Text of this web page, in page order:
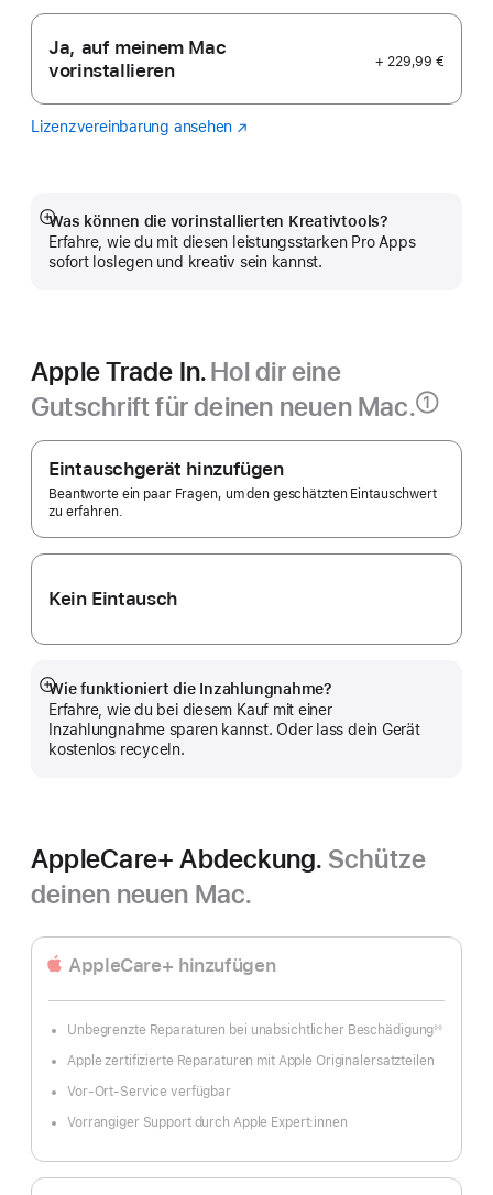
Ja, auf meinem Mac
vorinstallieren
+ 229,99 €
Lizenzvereinbarung ansehen Logic
(Öffnet
Was können die vorinstallierten Kreativtools?
Erfahre, wie du mit diesen leistungsstarken Pro Apps
sofort loslegen und kreativ sein kannst.
Mehr
anzeigen
Apple Trade In.Hol dir eine
Gutschrift für deinen neuen Mac.①
Apple
Trade In.
Eintauschgerät hinzufügen
Beantworte ein paar Fragen, um den geschätzten Eintauschwert
zu erfahren.
Kein Eintausch
Wie funktioniert die Inzahlungnahme?
Erfahre, wie du bei diesem Kauf mit einer
Inzahlungnahme sparen kannst. Oder lass dein Gerät
kostenlos recyceln.
Mehr
anzeigen
AppleCare+ Abdeckung. Schütze
deinen neuen Mac.
AppleCare+ hinzufügen
Unbegrenzte Reparaturen bei unabsichtlicher Beschädigung◊◊
Apple zertifizierte Reparaturen mit Apple Originalersatzteilen
Vor‑Ort‑Service verfügbar
Vorrangiger Support durch Apple Expert:innen